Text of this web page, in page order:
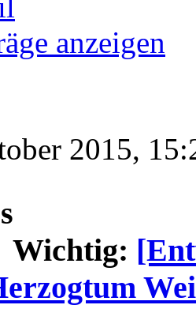
anzeigen
2015,
Wichtig: